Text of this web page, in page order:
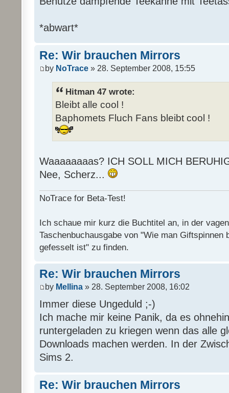
*abwart*
Re: Wir brauchen Mirrors
by NoTrace » 28. September 2008, 15:55
Hitman 47 wrote:
Bleibt alle cool !
Baphomets Fluch Fans bleibt cool !
Waaaaaaaas? ICH SOLL MICH
Nee, Scherz...
NoTrace for Beta-Test!
Ich schaue mir kurz die Buchtitel an, in der
Taschenbuchausgabe von "Wie man Giftspinnen
gefesselt ist" zu finden.
Re: Wir brauchen Mirrors
by Mellina » 28. September 2008, 16:02
Immer diese Ungeduld ;-)
Ich mache mir keine Panik, da es
runtergeladen zu kriegen wenn das alle
Downloads machen werden. In der
Sims 2.
Re: Wir brauchen Mirrors